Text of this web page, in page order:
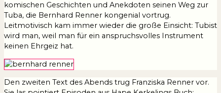
komischen Geschichten und Anekdoten seinen Weg zur
Tuba, die Bernhard Renner kongenial vortrug.
Leitmotivisch kam immer wieder die große Einsicht: Tubist
wird man, weil man für ein anspruchsvolles Instrument
keinen Ehrgeiz hat.
Den zweiten Text des Abends trug Franziska Renner vor.